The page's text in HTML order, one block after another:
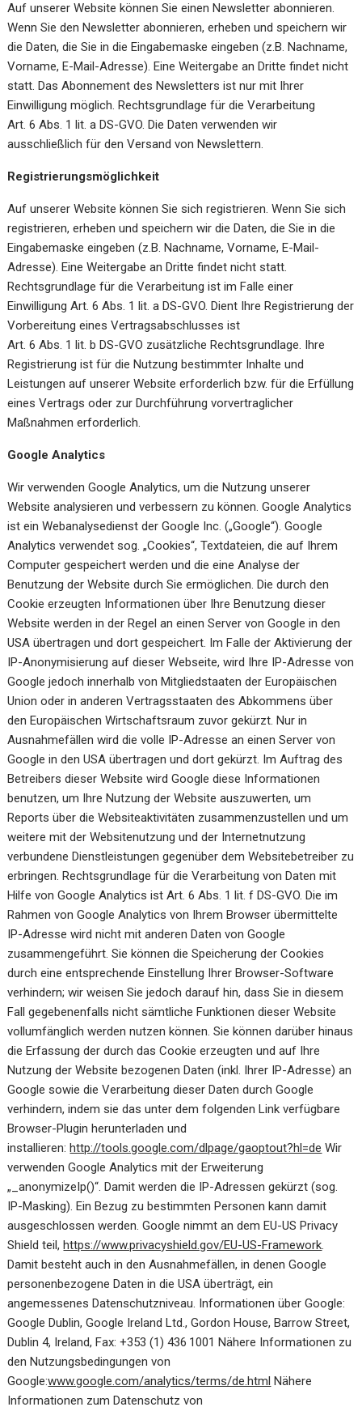
Auf unserer Website können Sie einen Newsletter abonnieren.
Wenn Sie den Newsletter abonnieren, erheben und speichern wir
die Daten, die Sie in die Eingabemaske eingeben (z.B. Nachname,
Vorname, E-Mail-Adresse). Eine Weitergabe an Dritte findet nicht
statt. Das Abonnement des Newsletters ist nur mit Ihrer
Einwilligung möglich. Rechtsgrundlage für die Verarbeitung
Art. 6 Abs. 1 lit. a DS-GVO. Die Daten verwenden wir
ausschließlich für den Versand von Newslettern.
Registrierungsmöglichkeit
Auf unserer Website können Sie sich registrieren. Wenn Sie sich
registrieren, erheben und speichern wir die Daten, die Sie in die
Eingabemaske eingeben (z.B. Nachname, Vorname, E-Mail-
Adresse). Eine Weitergabe an Dritte findet nicht statt.
Rechtsgrundlage für die Verarbeitung ist im Falle einer
Einwilligung Art. 6 Abs. 1 lit. a DS-GVO. Dient Ihre Registrierung der
Vorbereitung eines Vertragsabschlusses ist
Art. 6 Abs. 1 lit. b DS-GVO zusätzliche Rechtsgrundlage. Ihre
Registrierung ist für die Nutzung bestimmter Inhalte und
Leistungen auf unserer Website erforderlich bzw. für die Erfüllung
eines Vertrags oder zur Durchführung vorvertraglicher
Maßnahmen erforderlich.
Google Analytics
Wir verwenden Google Analytics, um die Nutzung unserer
Website analysieren und verbessern zu können. Google Analytics
ist ein Webanalysedienst der Google Inc. („Google“). Google
Analytics verwendet sog. „Cookies“, Textdateien, die auf Ihrem
Computer gespeichert werden und die eine Analyse der
Benutzung der Website durch Sie ermöglichen. Die durch den
Cookie erzeugten Informationen über Ihre Benutzung dieser
Website werden in der Regel an einen Server von Google in den
USA übertragen und dort gespeichert. Im Falle der Aktivierung der
IP-Anonymisierung auf dieser Webseite, wird Ihre IP-Adresse von
Google jedoch innerhalb von Mitgliedstaaten der Europäischen
Union oder in anderen Vertragsstaaten des Abkommens über
den Europäischen Wirtschaftsraum zuvor gekürzt. Nur in
Ausnahmefällen wird die volle IP-Adresse an einen Server von
Google in den USA übertragen und dort gekürzt. Im Auftrag des
Betreibers dieser Website wird Google diese Informationen
benutzen, um Ihre Nutzung der Website auszuwerten, um
Reports über die Websiteaktivitäten zusammenzustellen und um
weitere mit der Websitenutzung und der Internetnutzung
verbundene Dienstleistungen gegenüber dem Websitebetreiber zu
erbringen. Rechtsgrundlage für die Verarbeitung von Daten mit
Hilfe von Google Analytics ist Art. 6 Abs. 1 lit. f DS-GVO. Die im
Rahmen von Google Analytics von Ihrem Browser übermittelte
IP-Adresse wird nicht mit anderen Daten von Google
zusammengeführt. Sie können die Speicherung der Cookies
durch eine entsprechende Einstellung Ihrer Browser-Software
verhindern; wir weisen Sie jedoch darauf hin, dass Sie in diesem
Fall gegebenenfalls nicht sämtliche Funktionen dieser Website
vollumfänglich werden nutzen können. Sie können darüber hinaus
die Erfassung der durch das Cookie erzeugten und auf Ihre
Nutzung der Website bezogenen Daten (inkl. Ihrer IP-Adresse) an
Google sowie die Verarbeitung dieser Daten durch Google
verhindern, indem sie das unter dem folgenden Link verfügbare
Browser-Plugin herunterladen und
installieren:http://tools.google.com/dlpage/gaoptout?hl=de Wir
verwenden Google Analytics mit der Erweiterung
„_anonymizeIp()“. Damit werden die IP-Adressen gekürzt (sog.
IP-Masking). Ein Bezug zu bestimmten Personen kann damit
ausgeschlossen werden. Google nimmt an dem EU-US Privacy
Shield teil,https://www.privacyshield.gov/EU-US-Framework.
Damit besteht auch in den Ausnahmefällen, in denen Google
personenbezogene Daten in die USA überträgt, ein
angemessenes Datenschutzniveau. Informationen über Google:
Google Dublin, Google Ireland Ltd., Gordon House, Barrow Street,
Dublin 4, Ireland, Fax: +353 (1) 436 1001 Nähere Informationen zu
den Nutzungsbedingungen von
Google:www.google.com/analytics/terms/de.html Nähere
Informationen zum Datenschutz von